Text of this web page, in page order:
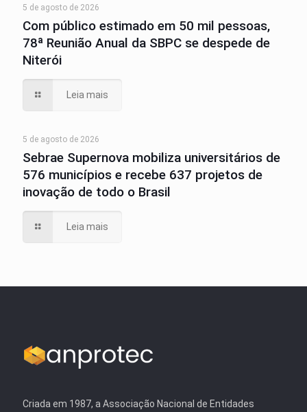
5 de agosto de 2026
Com público estimado em 50 mil pessoas,
78ª Reunião Anual da SBPC se despede de
Niterói
Leia mais
5 de agosto de 2026
Sebrae Supernova mobiliza universitários de
576 municípios e recebe 637 projetos de
inovação de todo o Brasil
Leia mais
Criada em 1987, a Associação Nacional de Entidades